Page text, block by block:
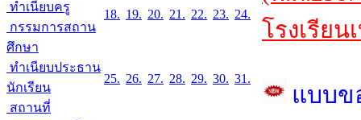
ทำเนียบครู
กรรมการสถาน
ศึกษา
ทำเนียบประธาน
นักเรียน
สถานที่
18. 19. 20. 21. 22. 23. 24.
25. 26. 27. 28. 29. 30. 31.
โรงเรีย
แบบข